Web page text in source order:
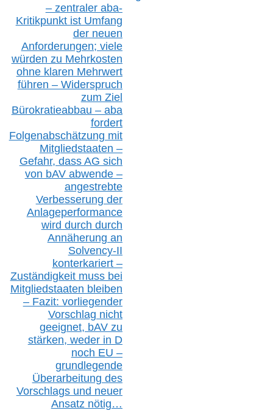
– zentraler aba-
Kritikpunkt ist Umfang
der neuen
Anforderungen; viele
würden zu Mehrkosten
ohne klaren Mehrwert
führen – Widerspruch
zum Ziel
Bürokratieabbau – aba
fordert
Folgenabschätzung mit
Mitgliedstaaten –
Gefahr, dass AG sich
von bAV abwende –
angestrebte
Verbesserung der
Anlageperformance
wird durch durch
Annäherung an
Solvency-II
konterkariert –
Zuständigkeit muss bei
Mitgliedstaaten bleiben
– Fazit: vorliegender
Vorschlag nicht
geeignet, bAVzu
stärken, weder in D
noch EU –
grundlegende
Überarbeitung des
Vorschlags und neuer
Ansatz nötig…